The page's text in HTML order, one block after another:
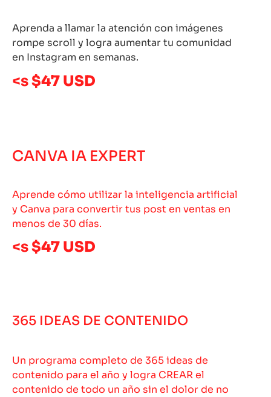
Aprenda a llamar la atención con imágenes
rompe scroll y logra aumentar tu comunidad
en Instagram en semanas.
<s$47 USD
CANVA IA EXPERT
Aprende cómo utilizar la inteligencia artificial
y Canva para convertir tus post en ventas en
menos de 30 días.
<s$47 USD
365 IDEAS DE CONTENIDO
Un programa completo de 365 ideas de
contenido para el año y logra CREAR el
contenido de todo un año sin el dolor de no